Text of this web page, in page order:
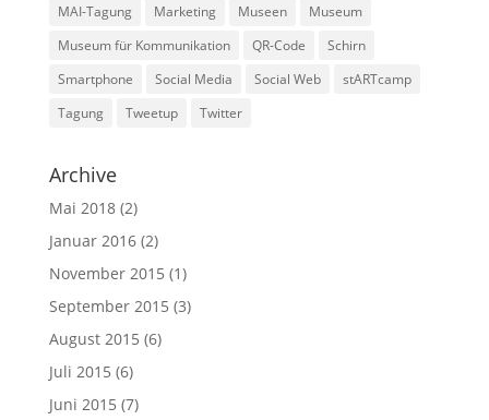
MAI-Tagung
Marketing Museen
Museum
Museum für Kommunikation
QR-Code
Schirn
Smartphone
Social Media Social Web
stARTcamp
Tagung
Tweetup Twitter
Archive
Mai 2018(2)
Januar 2016(2)
November 2015 (1)
September 2015 (3)
August 2015 (6)
Juli 2015 (6)
Juni 2015 (7)